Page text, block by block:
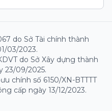
do Sở Tài chính thành
03/2023.
do Sở Xây dựng thành
23/09/2025.
chính số 6150/XN-BTTTT
cấp ngày 13/12/2023.